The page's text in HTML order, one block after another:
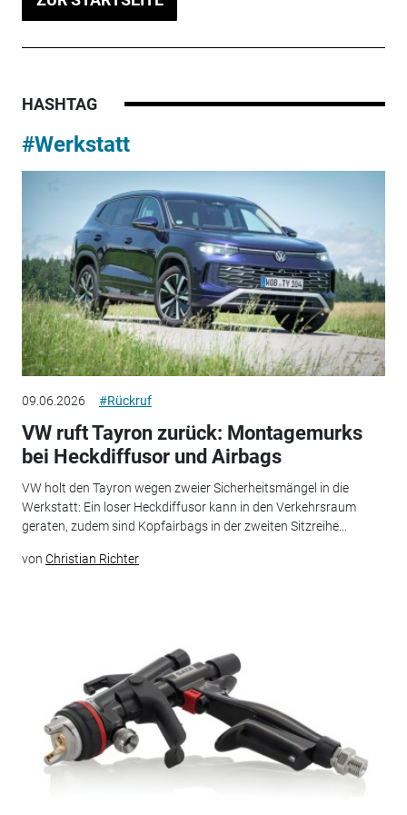
HASHTAG
#Werkstatt
09.06.2026 #Rückruf
VW ruft Tayron zurück: Montagemurks
bei Heckdiffusor und Airbags
VW holt den Tayron wegen zweier Sicherheitsmängel in die
Werkstatt: Ein loser Heckdiffusor kann in den Verkehrsraum
geraten, zudem sind Kopfairbags in der zweiten Sitzreihe...
von Christian Richter